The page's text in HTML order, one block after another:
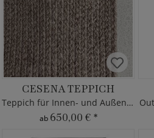
CESENA TEPPICH
Teppich für Innen- und Außenbereich
ab 650,00 € *